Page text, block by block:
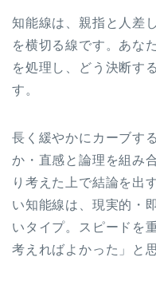
知能線は、親指と人差
を横切る線です。あな
を処理し、どう決断す
す。
長く緩やかにカーブす
か・直感と論理を組み
り考えた上で結論を出
い知能線は、現実的・
いタイプ。スピードを
考えればよかった」と